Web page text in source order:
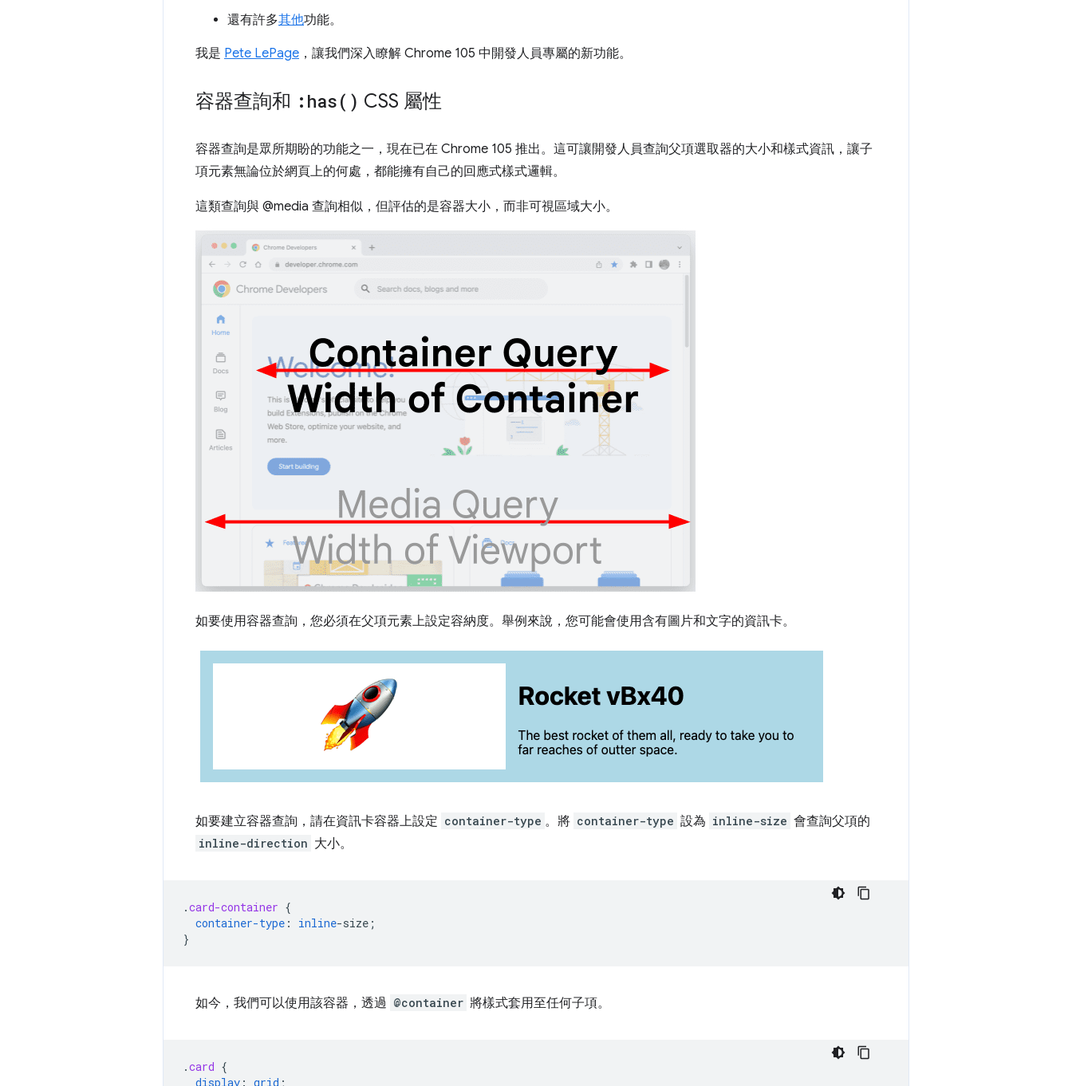
還有許多其他功能。
我是 Pete LePage ，讓我們深入瞭解 Chrome 105 中開發人員專屬的新功能。
容器查詢和 : has( ) CSS 屬性
容器查詢是眾所期盼的功能之一，現在已在 Chrome 105 推出。這可讓開發人員查詢父項選取器的大小和樣式資訊，讓子
項元素無論位於網頁上的何處，都能擁有自己的回應式樣式邏輯。
這類查詢與 @media 查詢相似，但評估的是容器大小，而非可視區域大小。
如要使用容器查詢，您必須在父項元素上設定容納度。舉例來說，您可能會使用含有圖片和文字的資訊卡。
如要建立容器查詢，請在資訊卡容器上設定 container-type 。將 container-type 設為 inline-size 會查詢父項的
inline-direction 大小。
.card-container {
container-type : inline-size ;
}
如今，我們可以使用該容器，透過 @container 將樣式套用至任何子項。
.card {
display : grid ;